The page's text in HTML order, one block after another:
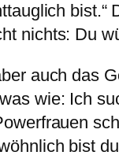
bist.“
nichts: Du
auch das
wie: Ich
bist